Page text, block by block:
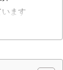
ます